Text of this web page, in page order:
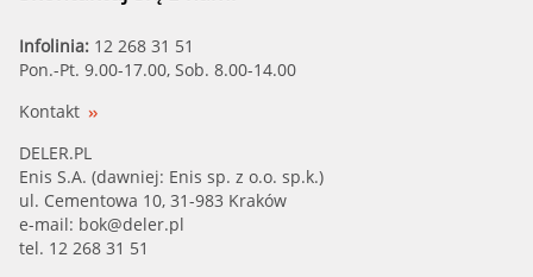
Infolinia: 12 268 31 51
Pon.-Pt. 9.00-17.00, Sob. 8.00-14.00
Kontakt
DELER.PL
Enis S.A. (dawniej: Enis sp. z o.o. sp.k.)
ul. Cementowa 10, 31-983 Kraków
e-mail: bok@deler.pl
tel. 12 268 31 51